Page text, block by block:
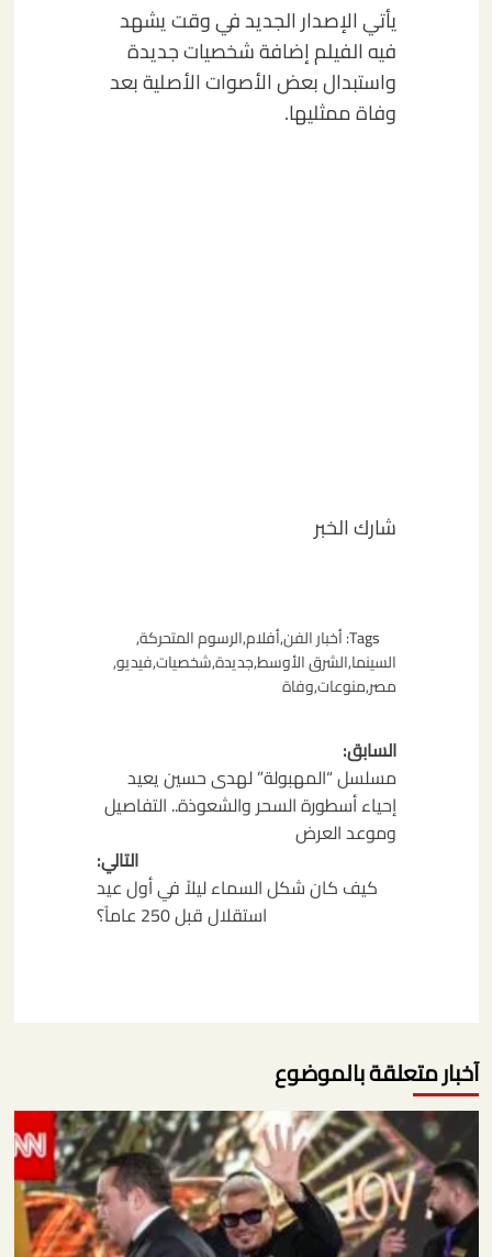
يأتي الإصدار الجديد في وقت يشهد
فيه الفيلم إضافة شخصيات جديدة
واستبدال بعض الأصوات الأصلية بعد
وفاة ممثليها.
شارك الخبر
Tags: أخبار الفن,أفلام,الرسوم المتحركة,
السينما,الشرق الأوسط,جديدة,شخصيات,فيديو,
مصر,منوعات,وفاة
تصفّح
المقالات
السابق:
مسلسل “المهبولة” لهدى حسين يعيد
إحياء أسطورة السحر والشعوذة.. التفاصيل
وموعد العرض
التالي:
كيف كان شكل السماء ليلاً في أول عيد
استقلال قبل 250 عاماً؟
آخبار متعلقة بالموضوع